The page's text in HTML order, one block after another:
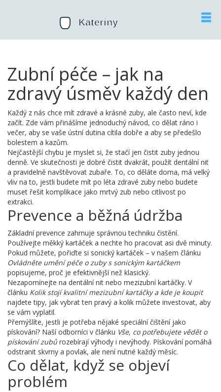
Zubní péče – jak na
zdravý úsměv každý den
Každý z nás chce mít zdravé a krásné zuby, ale často neví, kde
začít. Zde vám přinášíme jednoduchý návod, co dělat ráno i
večer, aby se vaše ústní dutina cítila dobře a aby se předešlo
bolestem a kazům.
Nejčastější chybu je myslet si, že stačí jen čistit zuby jednou
denně. Ve skutečnosti je dobré čistit dvakrát, použít dentální nit
a pravidelně navštěvovat zubaře. To, co děláte doma, má velký
vliv na to, jestli budete mít po léta zdravé zuby nebo budete
muset řešit komplikace jako mrtvý zub nebo citlivost po
extrakci.
Prevence a běžná údržba
Základní prevence zahrnuje správnou techniku čistění.
Používejte měkký kartáček a nechte ho pracovat asi dvě minuty.
Pokud můžete, pořiďte si sonický kartáček – v našem článku
Ovládněte umění péče o zuby s sonickým kartáčkem
popisujeme, proč je efektivnější než klasický.
Nezapomínejte na dentální nit nebo mezizubní kartáčky. V
článku Kolik stojí kvalitní mezizubní kartáčky a kde je koupit
najdete tipy, jak vybrat ten pravý a kolik můžete investovat, aby
se vám vyplatil.
Přemýšlíte, jestli je potřeba nějaké speciální čištění jako
pískování? Naší odborníci v článku Vše, co potřebujete vědět o
pískování zubů rozebírají výhody i nevýhody. Pískování pomáhá
odstranit skvrny a povlak, ale není nutné každý měsíc.
Co dělat, když se objeví
problém